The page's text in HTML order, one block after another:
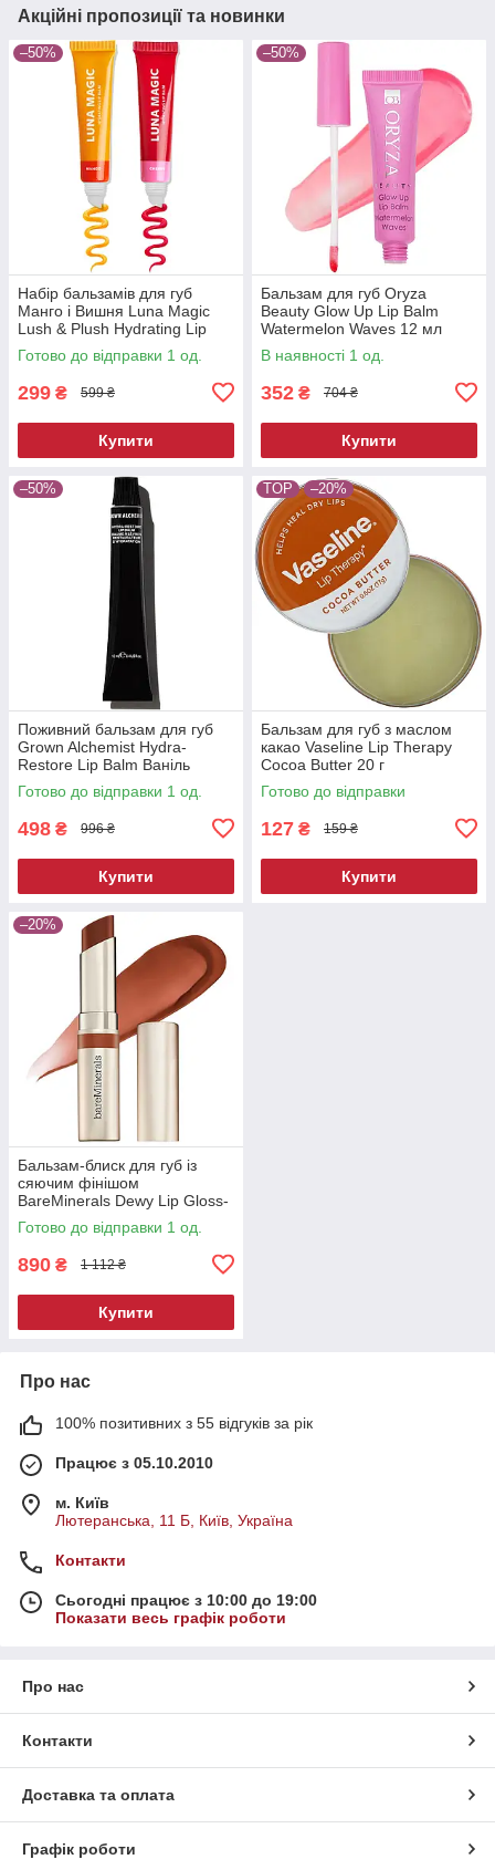
Акційні пропозиції та новинки
–50%
Набір бальзамів для губ
Манго і Вишня Luna Magic
Lush & Plush Hydrating Lip
Balm Duo Mango Cherry 2 х
15 мл
Готово до відправки 1 од.
299 ₴ 599 ₴
Купити
–50%
Бальзам для губ Oryza
Beauty Glow Up Lip Balm
Watermelon Waves 12 мл
В наявності 1 од.
352 ₴ 704 ₴
Купити
–50%
Поживний бальзам для губ
Grown Alchemist Hydra-
Restore Lip Balm Ваніль
Кавун 12 мл
Готово до відправки 1 од.
498 ₴ 996 ₴
Купити
TOP –20%
Бальзам для губ з маслом
какао Vaseline Lip Therapy
Cocoa Butter 20 г
Готово до відправки
127 ₴ 159 ₴
Купити
–20%
Бальзам-блиск для губ із
сяючим фінішом
BareMinerals Dewy Lip Gloss-
Balm Grateful 3 г
Готово до відправки 1 од.
890 ₴ 1 112 ₴
Купити
Про нас
100% позитивних з 55 відгуків за рік
Працює з 05.10.2010
м. Київ
Лютеранська, 11 Б, Київ, Україна
Контакти
Сьогодні працює з 10:00 до 19:00
Показати весь графік роботи
Про нас
Контакти
Доставка та оплата
Графік роботи